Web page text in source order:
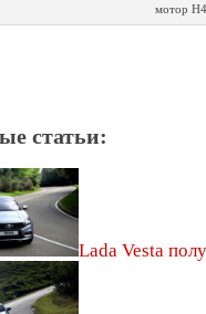
мотор
статьи:
Lada Vesta